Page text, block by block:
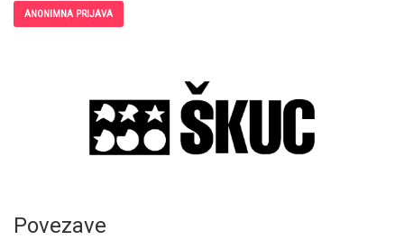
ANONIMNA PRIJAVA
Povezave